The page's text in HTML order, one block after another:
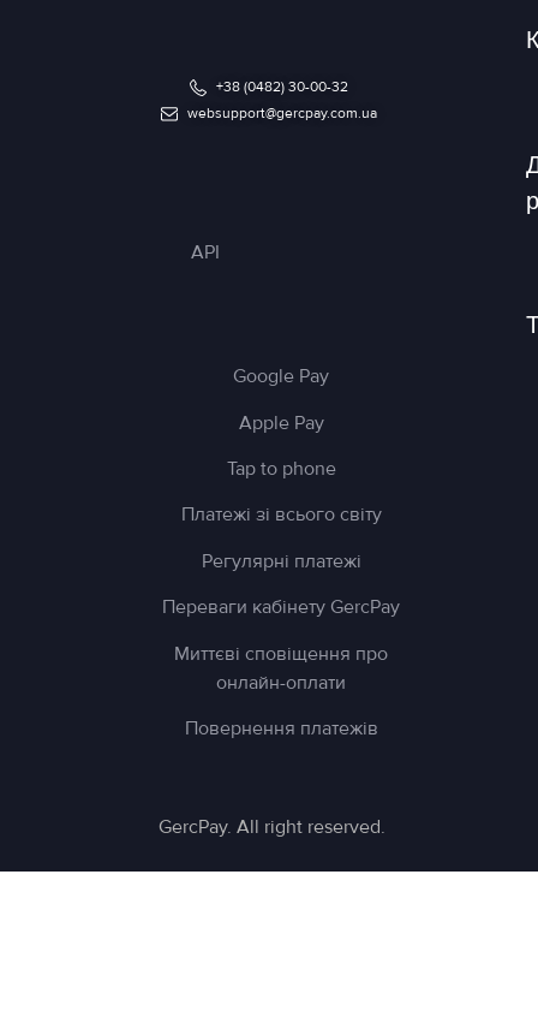
+38 (0482) 30-00-32
websupport@gercpay.com.ua
API
Google Pay
Apple Pay
Tap to phone
Платежі зі всього світу
Регулярні платежі
Переваги кабінету GercPay
Миттєві сповіщення про
онлайн-оплати
Повернення платежів
GercPay. All right reserved.